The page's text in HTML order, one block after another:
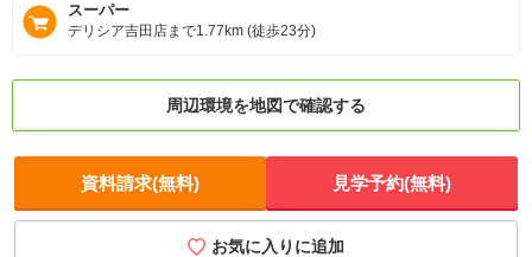
スーパー
デリシア吉田店まで1.77km (徒歩23分)
周辺環境を地図で確認する
資料請求(無料) 見学予約(無料)
お気に入りに追加